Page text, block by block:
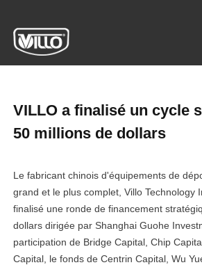
VILLO a finalisé un cycle
50 millions de dollars
Le fabricant chinois d'équipements de
grand et le plus complet, Villo Technology
finalisé une ronde de financement
dollars dirigée par Shanghai Guohe
participation de Bridge Capital, Chip
Capital, le fonds de Centrin Capital, Wu